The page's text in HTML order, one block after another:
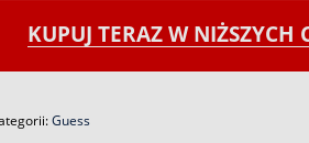
KUPUJ TERAZ W
Guess